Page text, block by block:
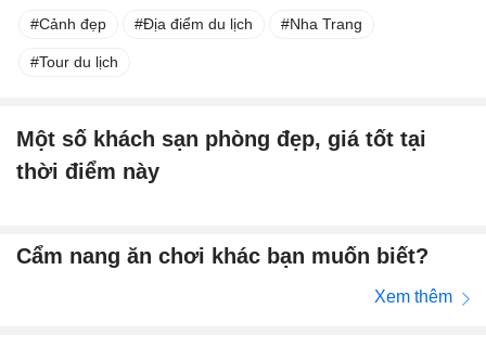
Cảnh đẹp Địa điểm du lịch Nha Trang
Tour du lịch
Một số khách sạn phòng đẹp, giá tốt tại
thời điểm này
Cẩm nang ăn chơi khác bạn muốn biết?
Xem thêm